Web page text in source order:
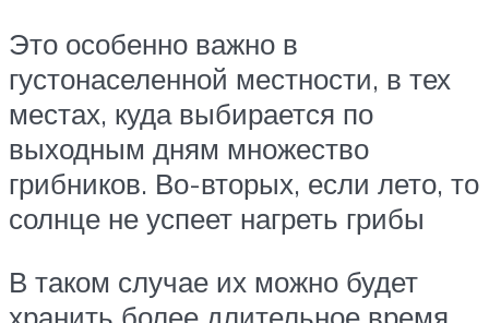
Это особенно важно в
густонаселенной местности, в тех
местах, куда выбирается по
выходным дням множество
грибников. Во-вторых, если лето, то
солнце не успеет нагреть грибы
В таком случае их можно будет
хранить более длительное время.